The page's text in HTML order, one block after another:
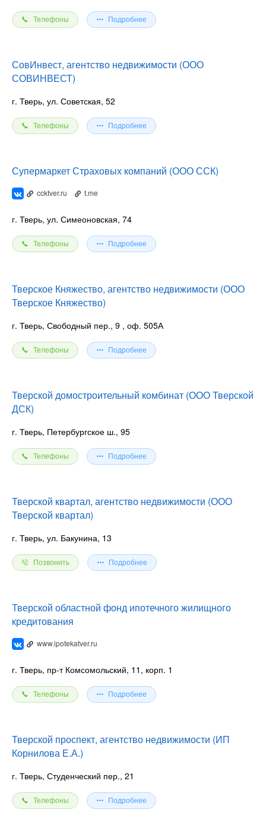
Телефоны Подробнее
СовИнвест, агентство недвижимости (ООО
СОВИНВЕСТ)
г. Тверь, ул. Советская, 52
Телефоны Подробнее
Супермаркет Страховых компаний (ООО ССК)
ccktver.ru t.me
г. Тверь, ул. Симеоновская, 74
Телефоны Подробнее
Тверское Княжество, агентство недвижимости (ООО
Тверское Княжество)
г. Тверь, Свободный пер., 9 , оф. 505А
Телефоны Подробнее
Тверской домостроительный комбинат (ООО Тверской
ДСК)
г. Тверь, Петербургское ш., 95
Телефоны Подробнее
Тверской квартал, агентство недвижимости (ООО
Тверской квартал)
г. Тверь, ул. Бакунина, 13
Позвонить Подробнее
Тверской областной фонд ипотечного жилищного
кредитования
www.ipotekatver.ru
г. Тверь, пр-т Комсомольский, 11, корп. 1
Телефоны Подробнее
Тверской проспект, агентство недвижимости (ИП
Корнилова Е.А.)
г. Тверь, Студенческий пер., 21
Телефоны Подробнее